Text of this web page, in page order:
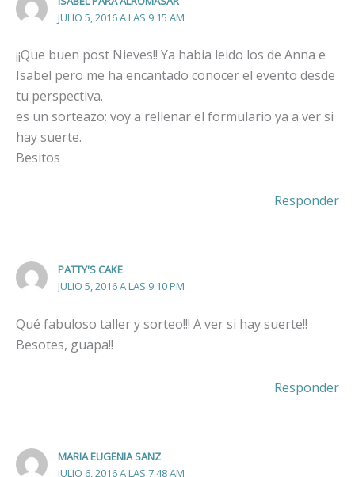
JULIO 5, 2016 A LAS 9:15 AM
¡¡Que buen post Nieves!! Ya habia leido los de Anna e
Isabel pero me ha encantado conocer el evento desde
tu perspectiva.
es un sorteazo: voy a rellenar el formulario ya a ver si
hay suerte.
Besitos
Responder
PATTY'S CAKE
JULIO 5, 2016 A LAS 9:10 PM
Qué fabuloso taller y sorteo!!! A ver si hay suerte!!
Besotes, guapa!!
Responder
MARIA EUGENIA SANZ
JULIO 6, 2016 A LAS 7:48 AM